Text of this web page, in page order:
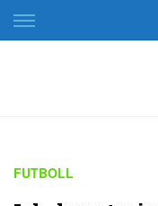
Skip
to
FUTBOLL